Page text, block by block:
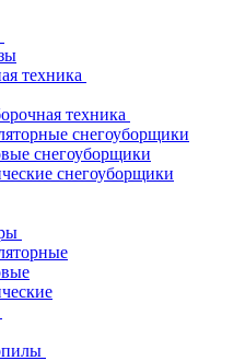
техника
техника
снегоуборщики
снегоуборщики
снегоуборщики